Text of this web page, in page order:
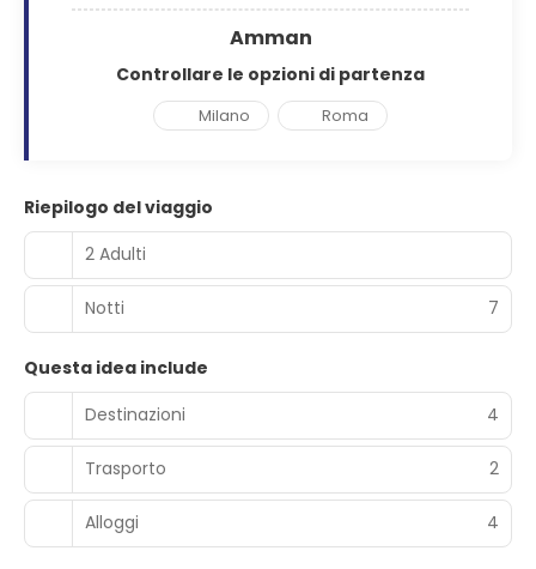
Amman
Controllare le opzioni di partenza
Milano Roma
Riepilogo del viaggio
2 Adulti
Notti 7
Questa idea include
Destinazioni
4
Trasporto 2
Alloggi 4